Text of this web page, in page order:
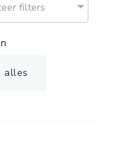
filters
alles